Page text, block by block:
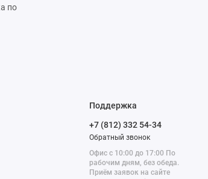
по
Поддержка
+7 (812) 332 54-34
Обратный звонок
Офис с 10:00 до 17:00 По
рабочим дням, без обеда.
Приём заявок на сайте